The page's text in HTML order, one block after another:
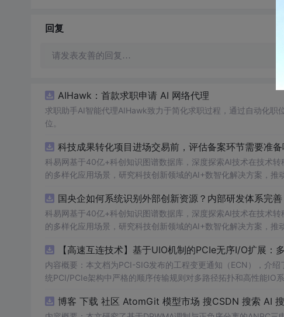
回复
请发表友善的回复…
AIHawk：首款求职申请 AI 网络代理
求职助手AI智能代理AIHawk致力于简化求职过程，通过自动化
位。
科技成果转化项目进场交易前，评估备案环节需要准
科易网基于40亿+科创知识图谱数据库，深度探索AI技术在技术
的多样化应用场景，研究科技创新领域的AI+数智化解决方案，推
国央企如何系统识别外部创新资源？内部研发体系完
科易网基于40亿+科创知识图谱数据库，深度探索AI技术在技术
的多样化应用场景，研究科技创新领域的AI+数智化解决方案，推
【高速互连技术】基于UIO机制的PCIe无序I/O扩展
内容概要：本文档为PCI-SIG发布的工程变更通知（ECN），介
统PCI/PCIe架构中严格的顺序传输规则对多路径拓扑和高性能IO
O